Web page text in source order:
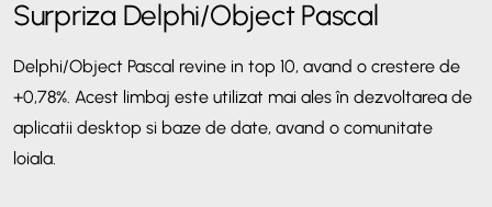
Surpriza Delphi/Object Pascal
Delphi/Object Pascal revine in top 10, avand o crestere de
+0,78%. Acest limbaj este utilizat mai ales în dezvoltarea de
aplicatii desktop si baze de date, avand o comunitate
loiala.